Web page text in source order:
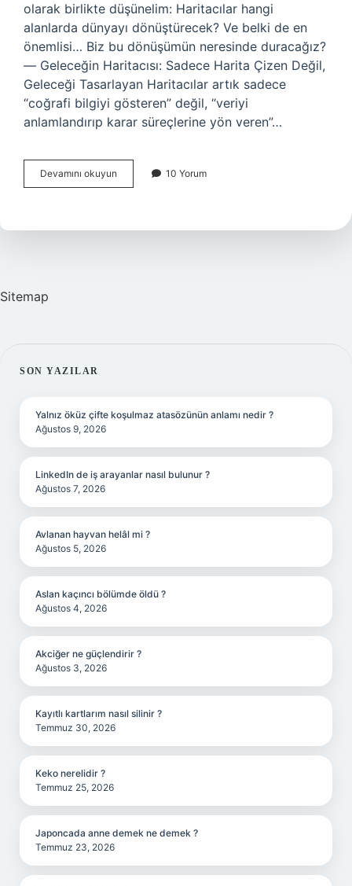
olarak birlikte düşünelim: Haritacılar hangi
alanlarda dünyayı dönüştürecek? Ve belki de en
önemlisi… Biz bu dönüşümün neresinde duracağız?
— Geleceğin Haritacısı: Sadece Harita Çizen Değil,
Geleceği Tasarlayan Haritacılar artık sadece
“coğrafi bilgiyi gösteren” değil, “veriyi
anlamlandırıp karar süreçlerine yön veren”…
Devamını okuyun Haritacıların
çalışma
?
10 Yorum
Sitemap
SIDEBAR
SON YAZILAR
Yalnız öküz çifte koşulmaz atasözünün anlamı nedir ?
Ağustos 9, 2026
LinkedIn de iş arayanlar nasıl bulunur ?
Ağustos 7, 2026
Avlanan hayvan helâl mi ?
Ağustos 5, 2026
Aslan kaçıncı bölümde öldü ?
Ağustos 4, 2026
Akciğer ne güçlendirir ?
Ağustos 3, 2026
Kayıtlı kartlarım nasıl silinir ?
Temmuz 30, 2026
Keko nerelidir ?
Temmuz 25, 2026
Japoncada anne demek ne demek ?
Temmuz 23, 2026